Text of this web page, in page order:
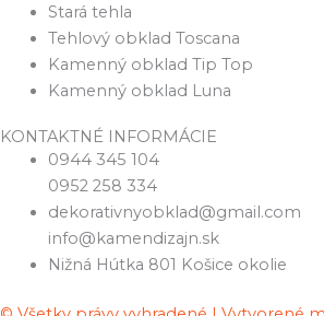
Stará tehla
Tehlový obklad Toscana
Kamenný obklad Tip Top
Kamenný obklad Luna
KONTAKTNÉ INFORMÁCIE
0944 345 104
0952 258 334
dekorativnyobklad@gmail.com
info@kamendizajn.sk
Nižná Hútka 801 Košice okolie